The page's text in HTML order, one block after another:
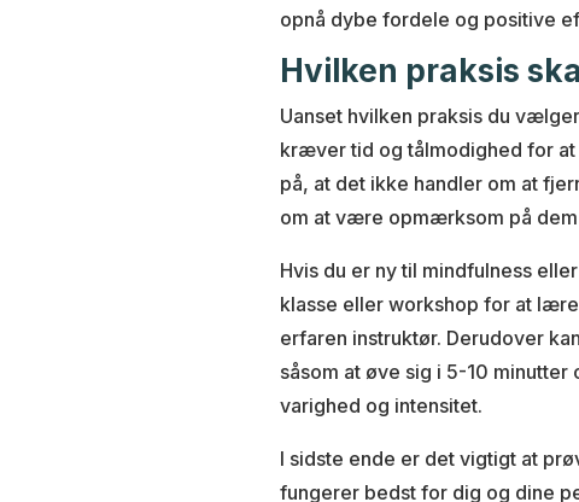
opnå dybe fordele og positive
Hvilken praksis
Uanset hvilken praksis du
kræver tid og tålmodighed for
på, at det ikke handler om at
om at være opmærksom på
Hvis du er ny til mindfulness
klasse eller workshop for at
erfaren instruktør. Derudover
såsom at øve sig i 5-10
varighed og intensitet.
I sidste ende er det vigtigt at
fungerer bedst for dig og dine